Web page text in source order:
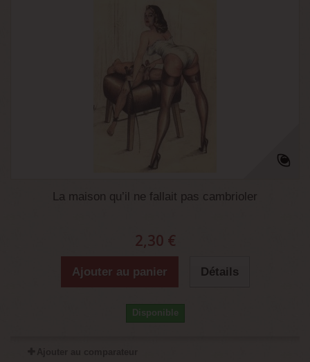
La maison qu’il ne fallait pas cambrioler
2,30 €
Ajouter au panier Détails
Disponible